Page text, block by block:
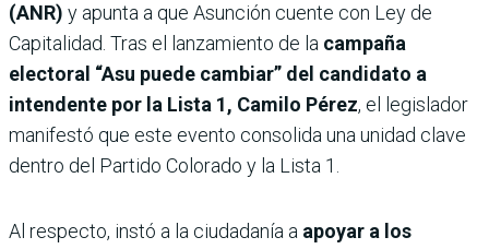
(ANR) y apunta a que Asunción cuente con Ley de
Capitalidad. Tras el lanzamiento de la campaña
electoral “Asu puede cambiar” del candidato a
intendente por la Lista 1, Camilo Pérez, el legislador
manifestó que este evento consolida una unidad clave
dentro del Partido Colorado y la Lista 1.
Al respecto, instó a la ciudadanía a apoyar a los